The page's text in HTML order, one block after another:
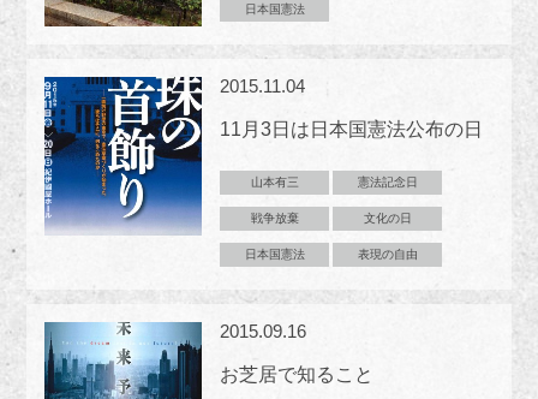
日本国憲法
2015.11.04
11月3日は日本国憲法公布の日
山本有三 憲法記念日
戦争放棄 文化の日
日本国憲法 表現の自由
2015.09.16
お芝居で知ること